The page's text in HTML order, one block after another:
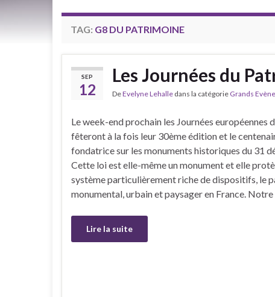
TAG: G8 DU PATRIMOINE
SEP
12
Les Journées du
DeEvelyne Lehalle dans la catégorie Grands
Le week-end prochain les Journées européennes
fêteront à la fois leur 30ème édition et le
fondatrice sur les monuments historiques du 31
Cette loi est elle-même un monument et elle
système particulièrement riche de dispositifs, le
monumental, urbain et paysager en France.
Lire la suite